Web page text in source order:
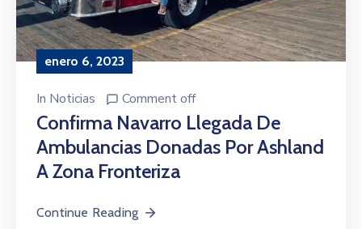
enero 6, 2023
In Noticias Comment off
Confirma Navarro Llegada De
Ambulancias Donadas Por Ashland
A Zona Fronteriza
Continue Reading